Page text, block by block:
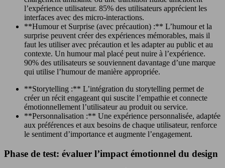
l’expérience utilisateur. 85% des utilisateurs apprécient les
interfaces avec des micro-interactions.
**Humour et Surprise (avec précaution) :** L’humour et la
surprise peuvent créer des expériences mémorables, mais il
faut les utiliser avec précaution et les adapter au public et au
contexte. Un humour mal placé peut nuire à l’expérience.
90% des utilisateurs se souviennent davantage d’une marque
qui utilise l’humour de manière appropriée.
**Storytelling :** L’intégration du storytelling permet de
créer un récit engageant qui suscite l’empathie et connecte
émotionnellement l’utilisateur au produit ou service.
**Personnalisation :** Une expérience personnalisée, adaptée
aux préférences et aux besoins de chaque utilisateur, renforce
le sentiment d’importance et augmente l’engagement.
Phase de test: évaluer l’impact émotionnel du design